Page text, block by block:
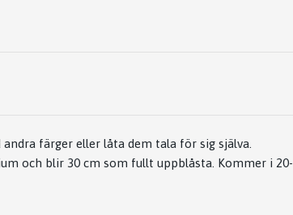
färger eller låta dem tala för sig själva.
och blir 30 cm som fullt uppblåsta. Kommer i 20-